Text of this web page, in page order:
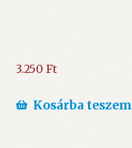
3.250 Ft
Kosárba teszem